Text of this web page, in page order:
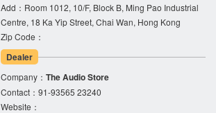
Add：Room 1012, 10/F, Block B, Ming Pao Industrial
Centre, 18 Ka Yip Street, Chai Wan, Hong Kong
Zip Code：
Dealer
Company： The Audio Store
Contact：91-93565 23240
Website：